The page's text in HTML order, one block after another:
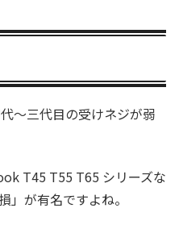
～三代目の受けネジが弱
T45 T55 T65 シリーズな
」が有名ですよね。